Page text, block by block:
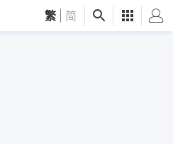
繁 简